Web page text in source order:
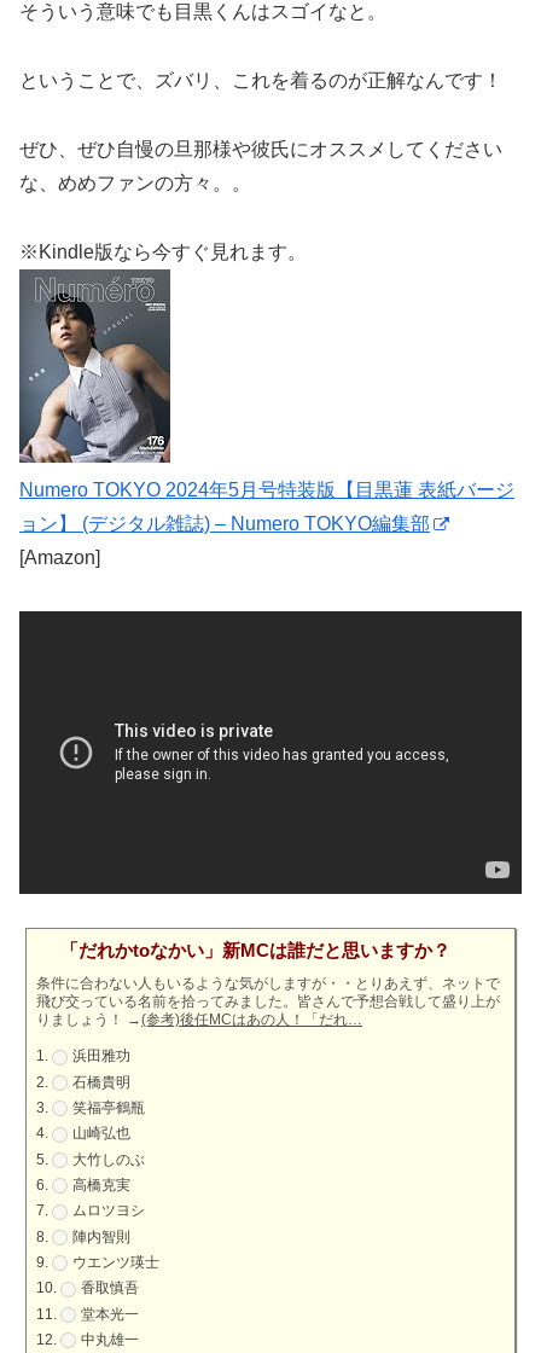
そういう意味でも目黒くんはスゴイなと。
ということで、ズバリ、これを着るのが正解なんです！
ぜひ、ぜひ自慢の旦那様や彼氏にオススメしてください
な、めめファンの方々。。
※Kindle版なら今すぐ見れます。
Numero TOKYO 2024年5月号特装版【目黒蓮 表紙バージ
ョン】 (デジタル雑誌) – Numero TOKYO編集部
[Amazon]
「だれかtoなかい」新MCは誰だと思いますか？
条件に合わない人もいるような気がしますが・・とりあえず、ネットで
飛び交っている名前を拾ってみました。皆さんで予想合戦して盛り上が
りましょう！
→(参考)後任MCはあの人！「だれ…
浜田雅功
石橋貴明
笑福亭鶴瓶
山崎弘也
大竹しのぶ
高橋克実
ムロツヨシ
陣内智則
ウエンツ瑛士
香取慎吾
堂本光一
中丸雄一